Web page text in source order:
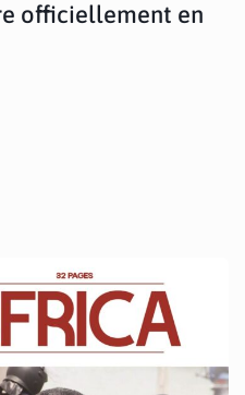
officiellement en